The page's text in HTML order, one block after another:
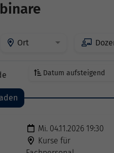
Ort
Datum aufsteigend
Mi. 04.11.2026 19:30
Kurse für